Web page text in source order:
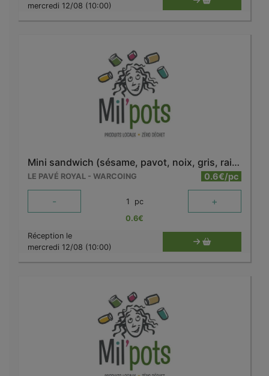
mercredi 12/08 (10:00)
Mini sandwich (sésame, pavot, noix, gris, raisins...)
LE PAVÉ ROYAL - WARCOING 0.6€/pc
- 1 pc +
0.6€
Réception le
mercredi 12/08 (10:00)